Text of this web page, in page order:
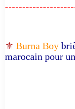
⚜️ Burna Boy
marocain pour